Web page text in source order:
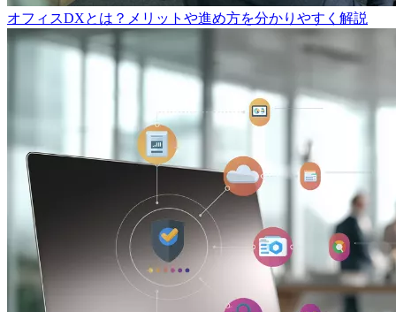
オフィスDXとは？メリットや進め方を分かりやすく解説